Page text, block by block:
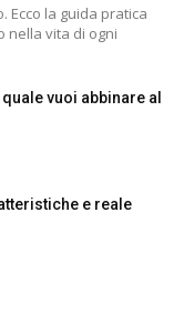
Ecco la guida pratica
nella vita di ogni
vuoi abbinare al
e reale